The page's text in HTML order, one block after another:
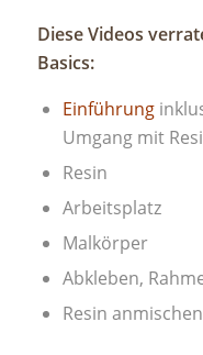
Diese Videos
Basics:
Einführung
Umgang mit
Resin
Arbeitsplatz
Malkörper
Abkleben,
Resin